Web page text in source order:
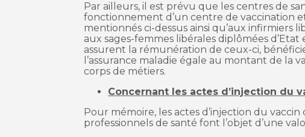
Par ailleurs, il est prévu que les centres de
fonctionnement d’un centre de vaccination
mentionnés ci-dessus ainsi qu’aux infirmiers
aux sages-femmes libérales diplômées
assurent la rémunération de ceux-ci,
l’assurance maladie égale au montant de la
corps de métiers.
Concernant les actes d’injection du
Pour mémoire, les actes d’injection du
professionnels de santé font l’objet d’une